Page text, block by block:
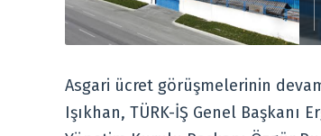
Asgari ücret görüşmelerinin
Işıkhan, TÜRK-İŞ Genel Başkanı